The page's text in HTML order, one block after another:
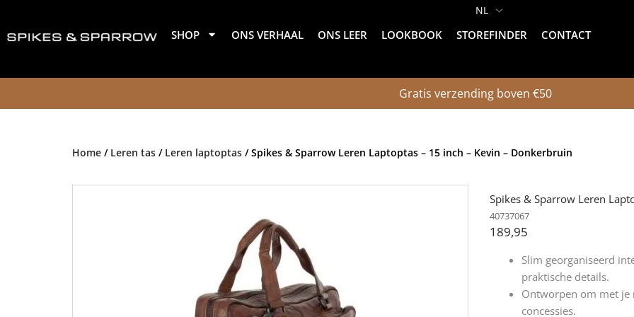
de
SHOP ONS VERHAAL ONS LEER LOOKBOOK STOREFINDER CONTACT
Gratis verzending boven €50
Home / Leren tas / Leren laptoptas / Spikes & Sparrow Leren Laptoptas – 15 inch – Kevin – Donkerbruin
Spikes & Sparrow Leren
40737067
189,95
Slim georganiseerd
praktische details.
Ontworpen om met je
concessies.